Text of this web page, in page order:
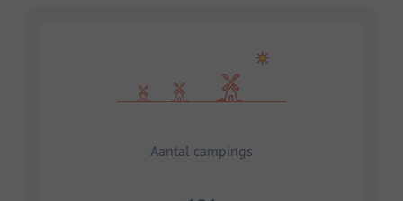
Aantal campings